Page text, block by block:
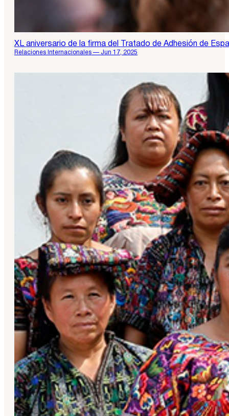
XL aniversario de la firma del Tratado de Adhesión de
Relaciones Internacionales — Jun 17, 2025